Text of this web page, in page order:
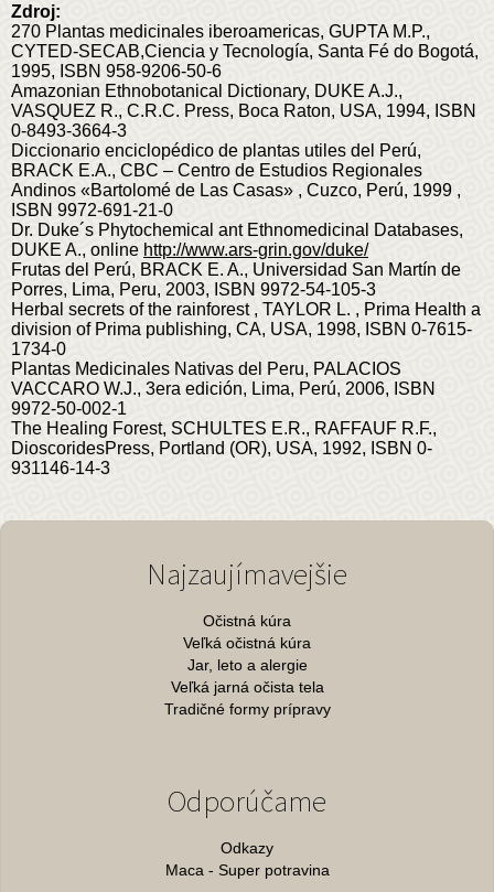
Zdroj:
270 Plantas medicinales iberoamericas, GUPTA M.P.,
CYTED-SECAB,Ciencia y Tecnología, Santa Fé do Bogotá,
1995, ISBN 958-9206-50-6
Amazonian Ethnobotanical Dictionary, DUKE A.J.,
VASQUEZ R., C.R.C. Press, Boca Raton, USA, 1994, ISBN
0-8493-3664-3
Diccionario enciclopédico de plantas utiles del Perú,
BRACK E.A., CBC – Centro de Estudios Regionales
Andinos «Bartolomé de Las Casas» , Cuzco, Perú, 1999 ,
ISBN 9972-691-21-0
Dr. Duke´s Phytochemical ant Ethnomedicinal Databases,
DUKE A., online http://www.ars-grin.gov/duke/
Frutas del Perú, BRACK E. A., Universidad San Martín de
Porres, Lima, Peru, 2003, ISBN 9972-54-105-3
Herbal secrets of the rainforest , TAYLOR L. , Prima Health a
division of Prima publishing, CA, USA, 1998, ISBN 0-7615-
1734-0
Plantas Medicinales Nativas del Peru, PALACIOS
VACCARO W.J., 3era edición, Lima, Perú, 2006, ISBN
9972-50-002-1
The Healing Forest, SCHULTES E.R., RAFFAUF R.F.,
DioscoridesPress, Portland (OR), USA, 1992, ISBN 0-
931146-14-3
Najzaujímavejšie
Očistná kúra
Veľká očistná kúra
Jar, leto a alergie
Veľká jarná očista tela
Tradičné formy prípravy
Odporúčame
Odkazy
Maca - Super potravina